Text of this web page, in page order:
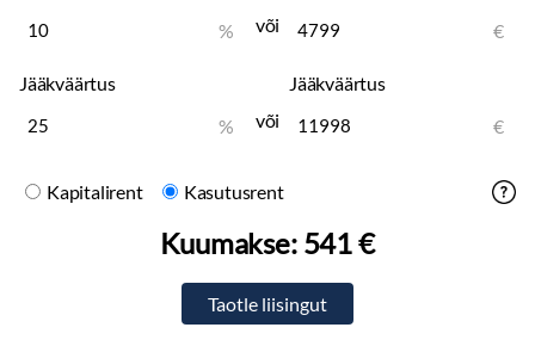
%
või
€
Jääkväärtus
%
või
Jääkväärtus
€
Kapitalirent Kasutusrent
Kuumakse: 541 €